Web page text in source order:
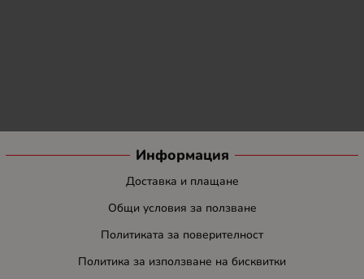
Информация
Доставка и плащане
Общи условия за ползване
Политиката за поверителност
Политика за използване на бисквитки